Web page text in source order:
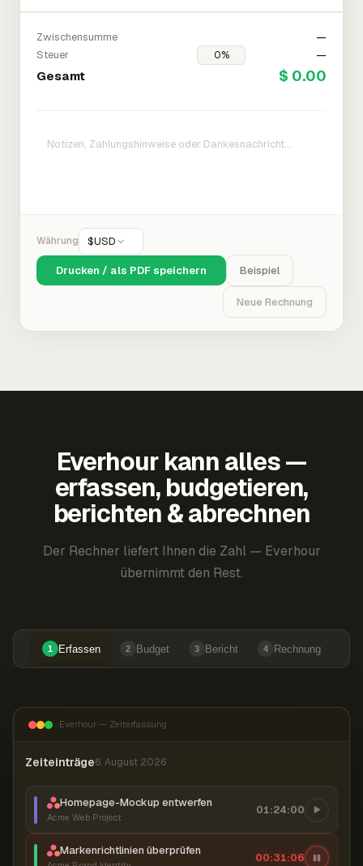
Zwischensumme
—
Steuer
—
Gesamt $ 0.00
Währung $USD
Drucken / als PDF speichern Beispiel
Neue Rechnung
Everhour kann alles —
erfassen, budgetieren,
berichten & abrechnen
Der Rechner liefert Ihnen die Zahl — Everhour
übernimmt den Rest.
1 Erfassen 2 Budget 3 Bericht 4 Rechnung
Everhour — Zeiterfassung
Zeiteinträge6. August 2026
Homepage-Mockup entwerfen
Acme Web Project
01:24:00
Markenrichtlinien überprüfen 00:31:07